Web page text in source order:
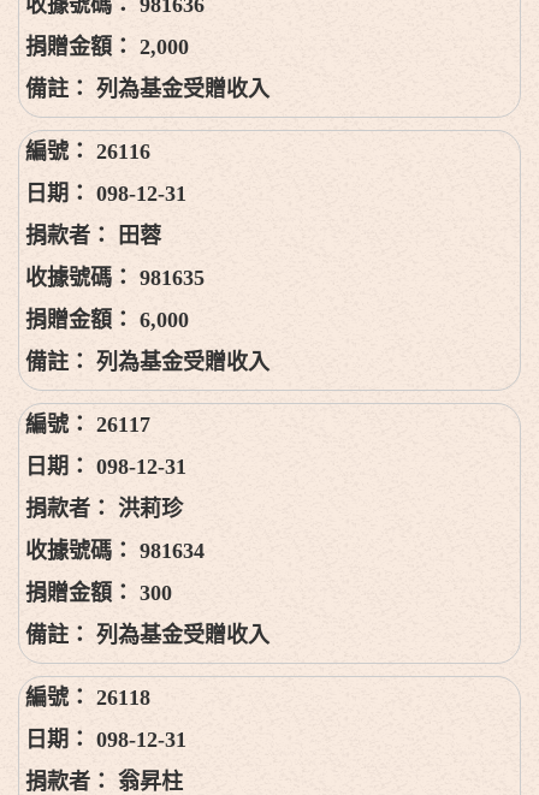
2,000
列為基金受贈收入
26116
098-12-31
田蓉
981635
6,000
列為基金受贈收入
26117
098-12-31
洪莉珍
981634
300
列為基金受贈收入
26118
098-12-31
翁昇柱